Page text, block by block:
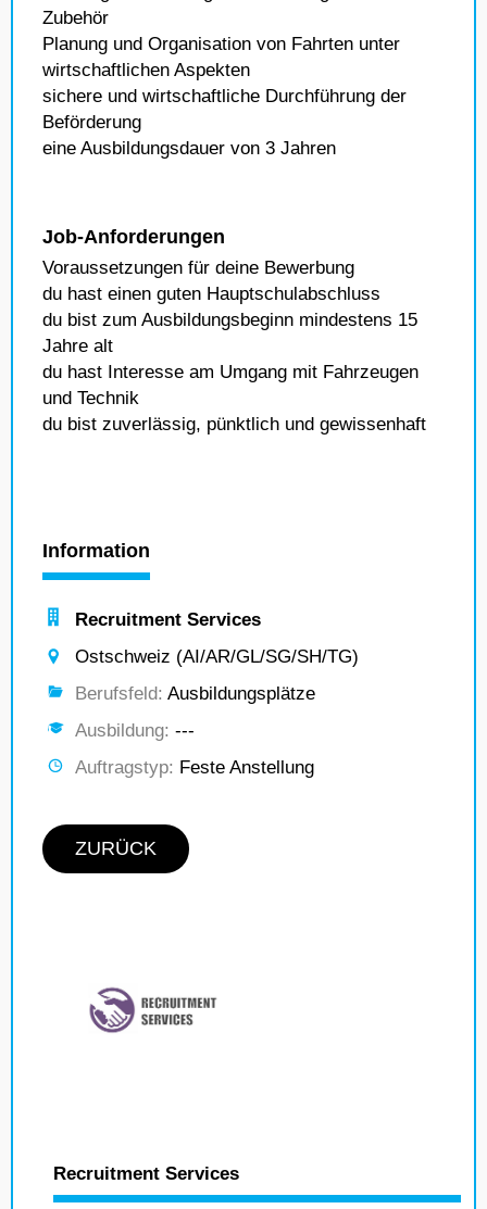
Zubehör
Planung und Organisation von Fahrten unter
wirtschaftlichen Aspekten
sichere und wirtschaftliche Durchführung der
Beförderung
eine Ausbildungsdauer von 3 Jahren
Job-Anforderungen
Voraussetzungen für deine Bewerbung
du hast einen guten Hauptschulabschluss
du bist zum Ausbildungsbeginn mindestens 15
Jahre alt
du hast Interesse am Umgang mit Fahrzeugen
und Technik
du bist zuverlässig, pünktlich und gewissenhaft
Information
Recruitment Services
Ostschweiz (AI/AR/GL/SG/SH/TG)
Berufsfeld: Ausbildungsplätze
Ausbildung: ---
Auftragstyp: Feste Anstellung
ZURÜCK
Recruitment Services